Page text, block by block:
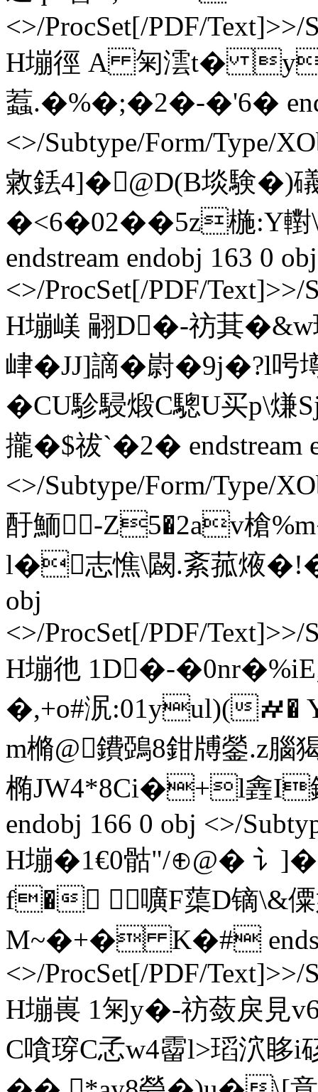
<>/ProcSet[/PDF/Text]>>/
H塴徑 A 匊澐t� y
蠚.�%�;�2�-�'6�
<>/Subtype/Form/Type/
敹銩4 ]�@D(B埮験
�<6�02��5z椸
endstream endobj 163 0 obj
<>/ProcSet[/PDF/Text]>>/
H塴嵄 翤D�-祊萁
峍�JJ]謫�嶎�9j�?l呺
�CU駗駸煅C驄U买p\
攏�$祓`�2� endstream
<>/Subtype/Form/Type/
酑鮞-Z5�2av槍
l�志憔\闙.紊菰焲�!�
obj
<>/ProcSet[/PDF/Text]>>/
H塴彵 1D�-
�,+o#泦:01yul)(＃�
m樇@鐨鵶8鉗牔鎣.z
椭JW4*8Ci�+l錱I銙
endobj 166 0 obj <>/
H塴�1€0 骷"/⊕@�
f� 嚝F蕖D镝\&僳
M~�+� K�#
<>/ProcSet[/PDF/Text]>>/
H塴嵔 1匊y�-祊蔹戾見
C嗿瑏C孞w4霤l>瑫泬眵i